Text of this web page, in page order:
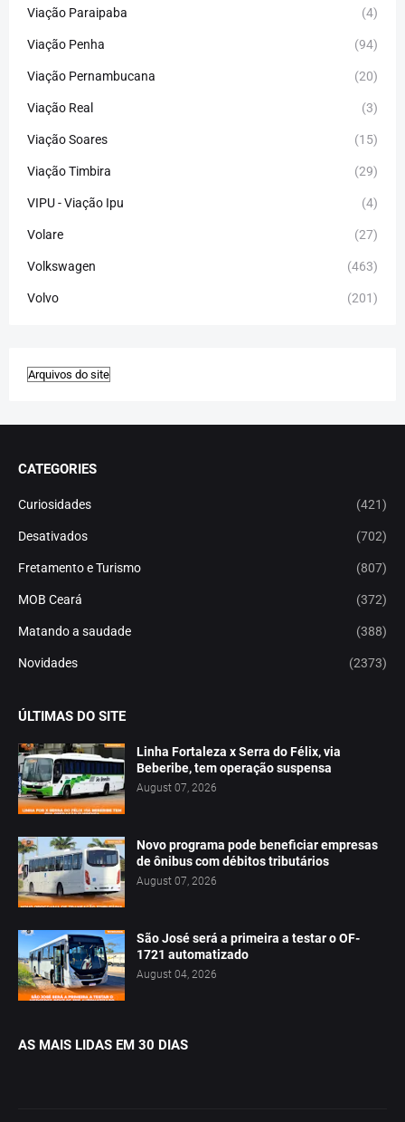
Viação Paraipaba (4)
Viação Penha (94)
Viação Pernambucana (20)
Viação Real (3)
Viação Soares (15)
Viação Timbira (29)
VIPU - Viação Ipu (4)
Volare (27)
Volkswagen (463)
Volvo (201)
CATEGORIES
Curiosidades (421)
Desativados (702)
Fretamento e Turismo (807)
MOB Ceará (372)
Matando a saudade (388)
Novidades (2373)
ÚLTIMAS DO SITE
Linha Fortaleza x Serra do Félix, via
Beberibe, tem operação suspensa
August 07, 2026
Novo programa pode beneficiar empresas
de ônibus com débitos tributários
August 07, 2026
São José será a primeira a testar o OF-
1721 automatizado
August 04, 2026
AS MAIS LIDAS EM 30 DIAS